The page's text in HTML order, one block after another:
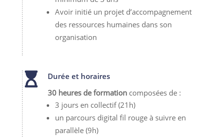
Avoir initié un projet d’accompagnement
des ressources humaines dans son
organisation

Durée et horaires
30 heures de formation composées de :
3 jours en collectif (21h)
un parcours digital fil rouge à suivre en
parallèle (9h)